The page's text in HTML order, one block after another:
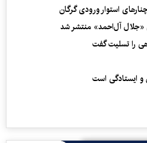
استوار ورودی گرگان
«جلال آل‌احمد» منتشر شد
را تسلیت گفت
ایستادگی است